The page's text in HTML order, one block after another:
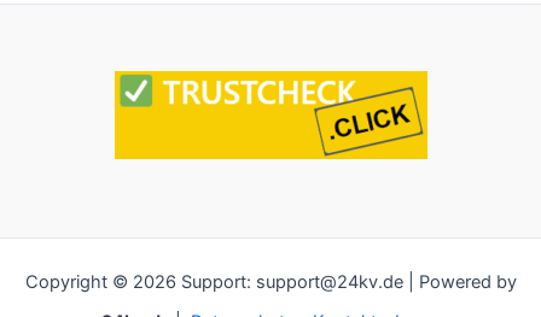
Copyright © 2026 Support: support@24kv.de | Powered by